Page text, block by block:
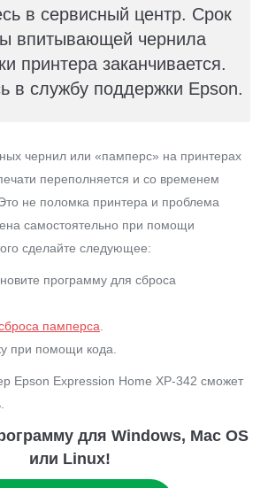
в сервисный центр. Срок
впитывающей чернила
принтера заканчивается.
в службу поддержки Epson.
чернил или «памперс» на принтерах
переполняется и со временем
не поломка принтера и проблема
самостоятельно при помощи
сделайте следующее:
программу для сброса
памперса
при помощи кода.
Epson Expression Home XP-342 сможет
для Windows, Mac OS
или Linux!